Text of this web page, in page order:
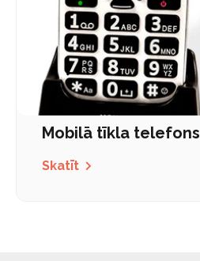
Mobilā tīkla telefons
Skatīt